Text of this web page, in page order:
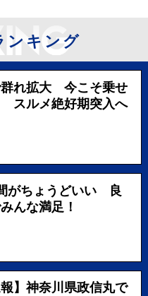
ンキング
れ拡大 今こそ乗せ
スルメ絶好期突入へ
がちょうどいい 良
んな満足！
報】神奈川県政信丸で